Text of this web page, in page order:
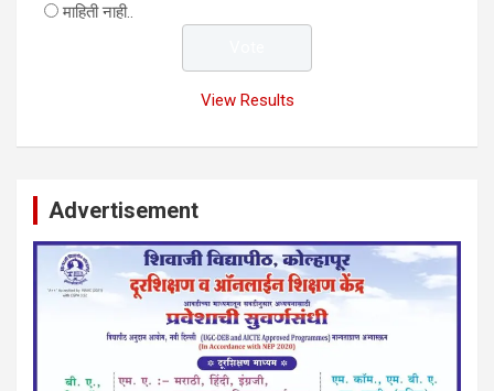
माहिती नाही..
View Results
Advertisement